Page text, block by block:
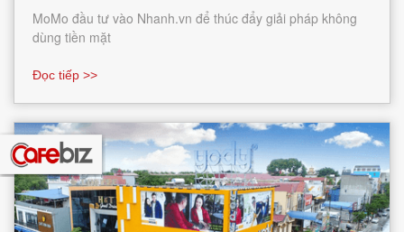
MoMo đầu tư vào Nhanh.vn để thúc đẩy giải pháp không
dùng tiền mặt
Đọc tiếp >>